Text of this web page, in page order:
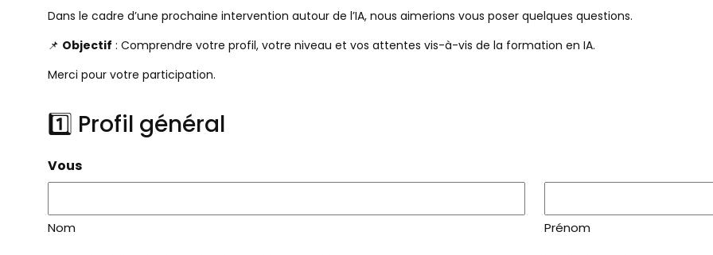
Dans le cadre d’une prochaine intervention autour de l’IA, nous aimerions vous poser quelques questions.
📌 Objectif : Comprendre votre profil, votre niveau et vos attentes vis-à-vis de la formation en IA.
Merci pour votre participation.
1️⃣ Profil général
Vous
Nom Prénom